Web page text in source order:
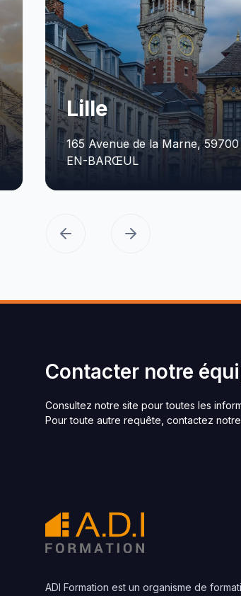
MARCQ-
199 rue Helene
Contacter notre
Consultez notre site pour toutes les
Pour toute autre requête, contactez
ADI Formation est un organisme de